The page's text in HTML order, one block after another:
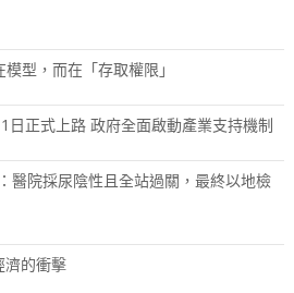
型，而在「存取權限」
日正式上路 政府全面啟動產業支持機制
醫院採尿陰性且全站過關，最終以地檢
濟的衝擊